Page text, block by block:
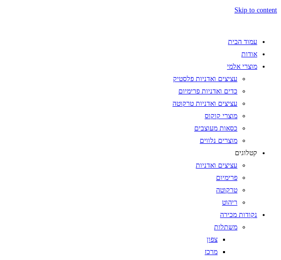
Skip to content
עמוד הבית
אודות
מוצרי אלמי
עציצים ואדניות פלסטיק
כדים ואדניות פרימיום
עציצים ואדניות טרקוטה
מוצרי קוקוס
כסאות מעוצבים
מוצרים נלווים
קטלוגים
עציצים ואדניות
פרימיום
טרקוטה
ריהוט
נקודות מכירה
משתלות
צפון
מרכז